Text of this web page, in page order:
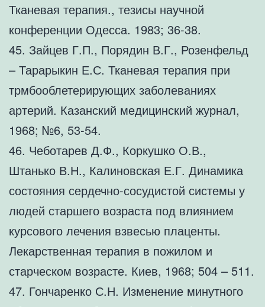
Тканевая терапия., тезисы научной
конференции Одесса. 1983; 36-38.
45. Зайцев Г.П., Порядин В.Г., Розенфельд
– Тарарыкин Е.С. Тканевая терапия при
трмбооблетерирующих заболеваниях
артерий. Казанский медицинский журнал,
1968; №6, 53-54.
46. Чеботарев Д.Ф., Коркушко О.В.,
Штанько В.Н., Калиновская Е.Г. Динамика
состояния сердечно-сосудистой системы у
людей старшего возраста под влиянием
курсового лечения взвесью плаценты.
Лекарственная терапия в пожилом и
старческом возрасте. Киев, 1968; 504 – 511.
47. Гончаренко С.Н. Изменение минутного